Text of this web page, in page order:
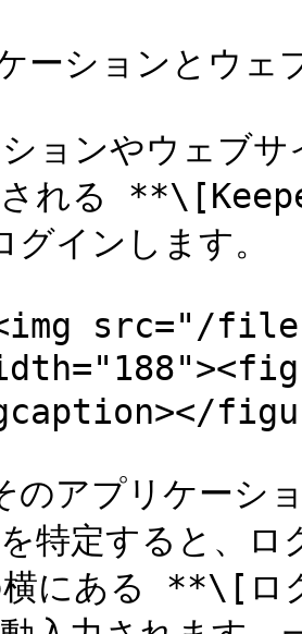
ーションとウェ
ョンやウェブ
される
インします。
src="/files/
のアプリケーシ
特定すると、
横にある **\[ロ